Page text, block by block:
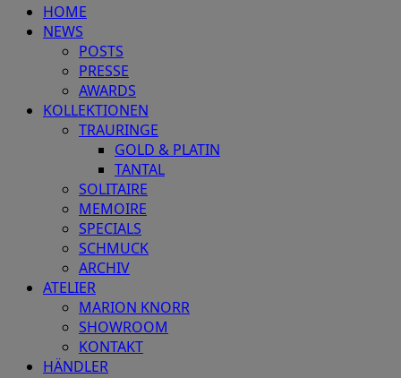
HOME
NEWS
POSTS
PRESSE
AWARDS
KOLLEKTIONEN
TRAURINGE
GOLD & PLATIN
TANTAL
SOLITAIRE
MEMOIRE
SPECIALS
SCHMUCK
ARCHIV
ATELIER
MARION KNORR
SHOWROOM
KONTAKT
HÄNDLER